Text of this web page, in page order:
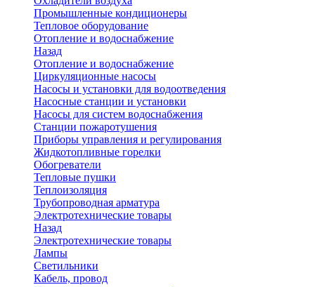
Промышленные кондиционеры
Тепловое оборудование
Отопление и водоснабжение
Назад
Отопление и водоснабжение
Циркуляционные насосы
Насосы и установки для водоотведения
Насосные станции и установки
Насосы для систем водоснабжения
Станции пожаротушения
Приборы управления и регулирования
Жидкотопливные горелки
Обогреватели
Тепловые пушки
Теплоизоляция
Трубопроводная арматура
Электротехнические товары
Назад
Электротехнические товары
Лампы
Светильники
Кабель, провод